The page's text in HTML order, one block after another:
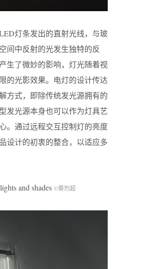
灯条发出的直射光线，与玻
间中反射的光发生独特的反
生了微妙的影响，灯光随着视
的光影效果。电灯的设计传达
方式，即除传统发光源拥有的
发光源本身也可以作为灯具艺
。通过远程交互控制灯的亮度
设计的初衷的整合，以适应多
and shades ©蔡烈超